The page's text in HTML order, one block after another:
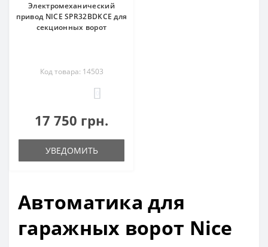
Электромеханический
привод NICE SPR32BDKCE для
секционных ворот
Код товара: 14503
17 750 грн.
УВЕДОМИТЬ
Автоматика для
гаражных ворот Nice